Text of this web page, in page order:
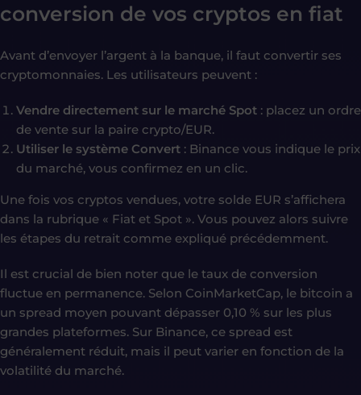
conversion de vos cryptos en fiat
Avant d’envoyer l’argent à la banque, il faut convertir ses
cryptomonnaies. Les utilisateurs peuvent :
Vendre directement sur le marché Spot : placez un ordre
de vente sur la paire crypto/EUR.
Utiliser le système Convert : Binance vous indique le prix
du marché, vous confirmez en un clic.
Une fois vos cryptos vendues, votre solde EUR s’affichera
dans la rubrique « Fiat et Spot ». Vous pouvez alors suivre
les étapes du retrait comme expliqué précédemment.
Il est crucial de bien noter que le taux de conversion
fluctue en permanence. Selon CoinMarketCap, le bitcoin a
un spread moyen pouvant dépasser 0,10 % sur les plus
grandes plateformes. Sur Binance, ce spread est
généralement réduit, mais il peut varier en fonction de la
volatilité du marché.